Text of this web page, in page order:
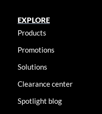
EXPLORE
Products
Promotions
Solutions
Clearance center
Spotlight blog